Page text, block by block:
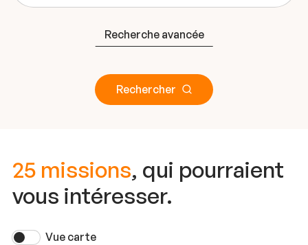
Recherche avancée
Rechercher
25 missions, qui pourraient
vous intéresser.
Vue carte